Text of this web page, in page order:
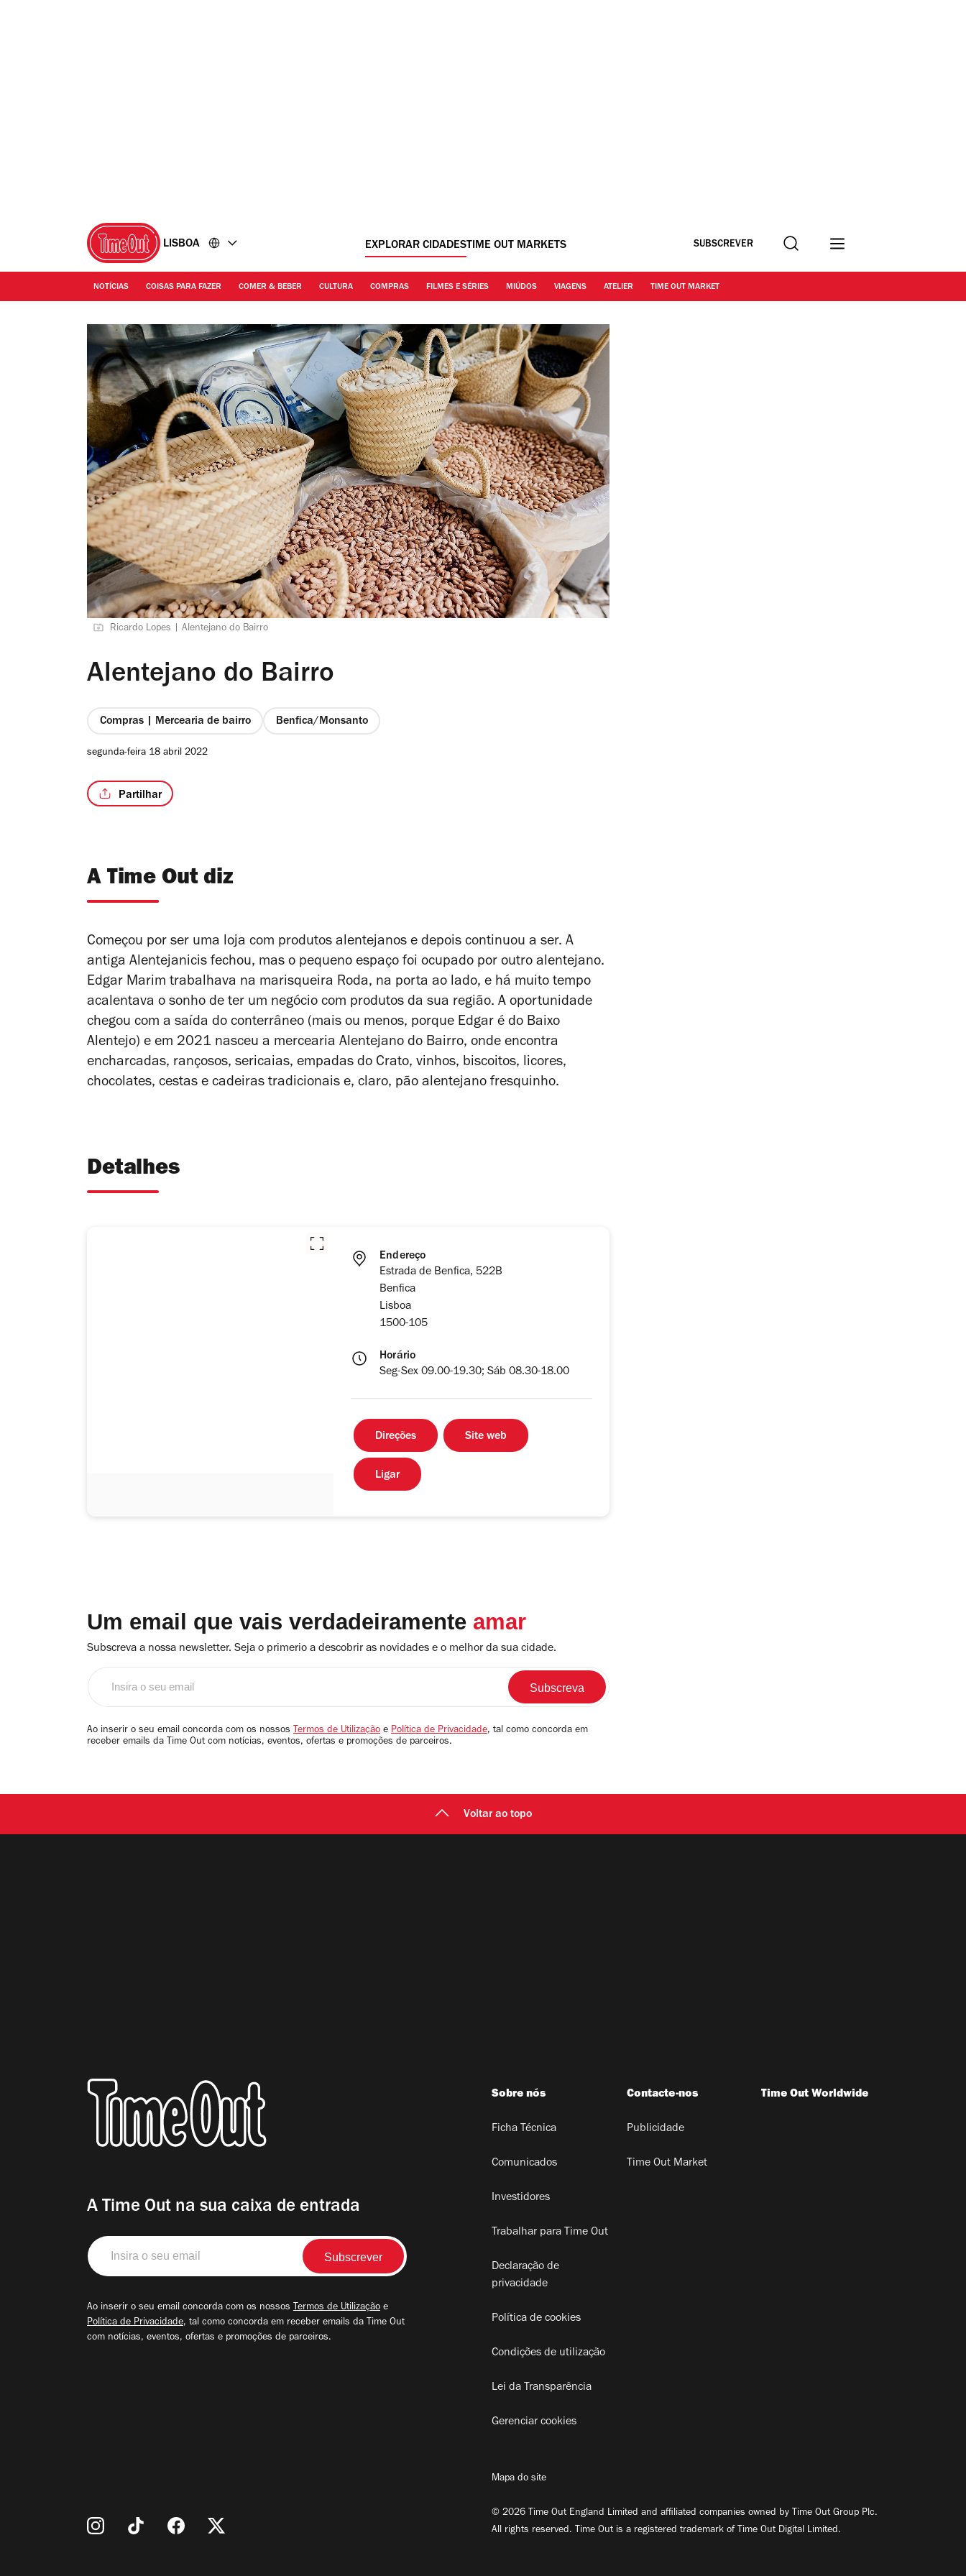
LISBOA EXPLORAR CIDADESTIME OUT MARKETS SUBSCREVER Procurar
NOTÍCIAS COISAS PARA FAZER COMER & BEBER CULTURA COMPRAS FILMES E SÉRIES MIÚDOS VIAGENS ATELIER TIME OUT MARKET
Ricardo Lopes | Alentejano do Bairro
Alentejano do Bairro
Compras | Mercearia de bairro Benfica/Monsanto
segunda-feira 18 abril 2022
Partilhar
A Time Out diz
Começou por ser uma loja com produtos alentejanos e depois continuou a ser. A
antiga Alentejanicis fechou, mas o pequeno espaço foi ocupado por outro alentejano.
Edgar Marim trabalhava na marisqueira Roda, na porta ao lado, e há muito tempo
acalentava o sonho de ter um negócio com produtos da sua região. A oportunidade
chegou com a saída do conterrâneo (mais ou menos, porque Edgar é do Baixo
Alentejo) e em 2021 nasceu a mercearia Alentejano do Bairro, onde encontra
encharcadas, rançosos, sericaias, empadas do Crato, vinhos, biscoitos, licores,
chocolates, cestas e cadeiras tradicionais e, claro, pão alentejano fresquinho.
Detalhes
Endereço
Estrada de Benfica, 522B
Benfica
Lisboa
1500-105
Horário
Seg-Sex 09.00-19.30; Sáb 08.30-18.00
Direções Site web
Ligar
Um email que vais verdadeiramente amar
Subscreva a nossa newsletter. Seja o primerio a descobrir as novidades e o melhor da sua cidade.
email
Ao inserir o seu email concorda com os nossos Termos de Utilização e Política de Privacidade, tal como concorda em
receber emails da Time Out com notícias, eventos, ofertas e promoções de parceiros.
Voltar ao topo
A Time Out na sua caixa de entrada
Insira
o
seu
Ao inserir o seu email concorda com os nossos Termos de Utilização e
Política de Privacidade, tal como concorda em receber emails da Time Out
com notícias, eventos, ofertas e promoções de parceiros.
Sobre nós
Ficha Técnica
Comunicados
Investidores
Trabalhar para Time Out
Declaração de
privacidade
Política de cookies
Condições de utilização
Lei da Transparência
Gerenciar cookies
Contacte-nos
Publicidade
Time Out Market
Time Out Worldwide
Mapa do site
© 2026 Time Out England Limited and affiliated companies owned by Time Out Group Plc.
All rights reserved. Time Out is a registered trademark of Time Out Digital Limited.